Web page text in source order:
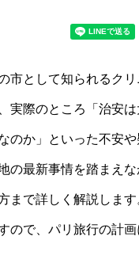
市として知られるク
実際のところ「治安
のか」といった不安
の最新事情を踏まえ
まで詳しく解説しま
ので、パリ旅行の計画